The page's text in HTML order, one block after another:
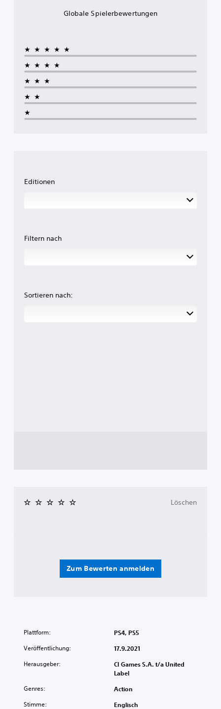
Globale Spielerbewertungen
★★★★★
★★★★
★★★
★★
★
Editionen
Filtern nach
Sortieren nach:
Zum Bewerten anmelden
Löschen
Plattform: PS4, PS5
Veröffentlichung: 17.9.2021
Herausgeber:
CI Games S.A. t/a United
Label
Genres: Action
Stimme: Englisch